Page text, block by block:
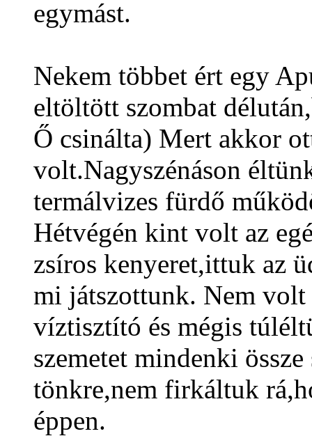
egymást.
Nekem többet ért egy
eltöltött szombat
Ő csinálta) Mert akkor
volt.Nagyszénáson
termálvizes fürdő
Hétvégén kint volt az
zsíros kenyeret,ittuk az
mi játszottunk. Nem
víztisztító és mégis
szemetet mindenki
tönkre,nem firkáltuk
éppen.